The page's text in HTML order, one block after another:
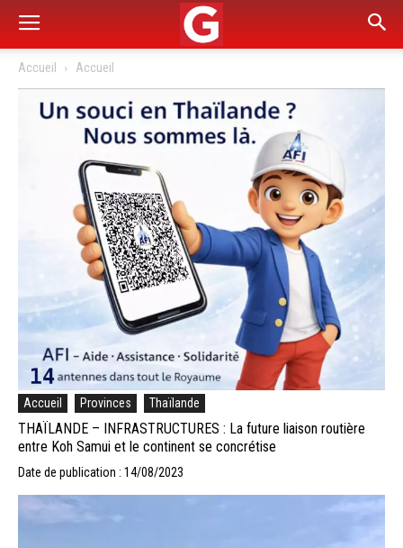
Accueil Accueil
Accueil Provinces Thaïlande
THAÏLANDE – INFRASTRUCTURES : La future liaison routière
entre Koh Samui et le continent se concrétise
Date de publication : 14/08/2023